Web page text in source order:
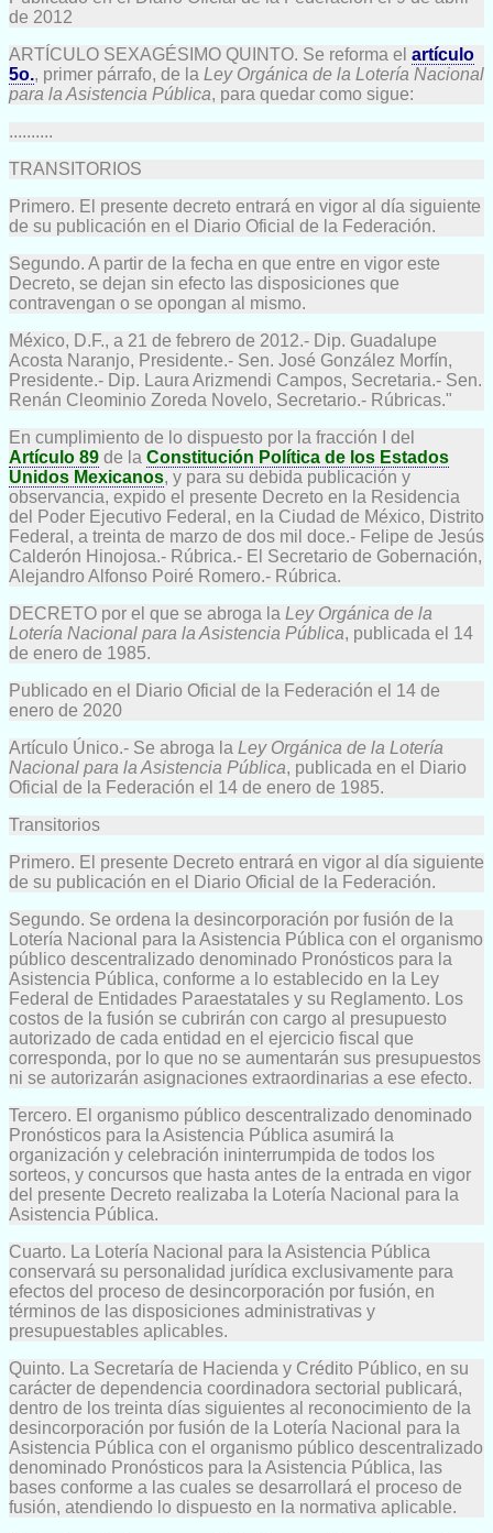
de 2012
ARTÍCULO SEXAGÉSIMO QUINTO. Se reforma el artículo
5o., primer párrafo, de la Ley Orgánica de la Lotería Nacional
para la Asistencia Pública, para quedar como sigue:
..........
TRANSITORIOS
Primero. El presente decreto entrará en vigor al día siguiente
de su publicación en el Diario Oficial de la Federación.
Segundo. A partir de la fecha en que entre en vigor este
Decreto, se dejan sin efecto las disposiciones que
contravengan o se opongan al mismo.
México, D.F., a 21 de febrero de 2012.- Dip. Guadalupe
Acosta Naranjo, Presidente.- Sen. José González Morfín,
Presidente.- Dip. Laura Arizmendi Campos, Secretaria.- Sen.
Renán Cleominio Zoreda Novelo, Secretario.- Rúbricas."
En cumplimiento de lo dispuesto por la fracción I del
Artículo 89 de la Constitución Política de los Estados
Unidos Mexicanos, y para su debida publicación y
observancia, expido el presente Decreto en la Residencia
del Poder Ejecutivo Federal, en la Ciudad de México, Distrito
Federal, a treinta de marzo de dos mil doce.- Felipe de Jesús
Calderón Hinojosa.- Rúbrica.- El Secretario de Gobernación,
Alejandro Alfonso Poiré Romero.- Rúbrica.
DECRETO por el que se abroga la Ley Orgánica de la
Lotería Nacional para la Asistencia Pública, publicada el 14
de enero de 1985.
Publicado en el Diario Oficial de la Federación el 14 de
enero de 2020
Artículo Único.- Se abroga la Ley Orgánica de la Lotería
Nacional para la Asistencia Pública, publicada en el Diario
Oficial de la Federación el 14 de enero de 1985.
Transitorios
Primero. El presente Decreto entrará en vigor al día siguiente
de su publicación en el Diario Oficial de la Federación.
Segundo. Se ordena la desincorporación por fusión de la
Lotería Nacional para la Asistencia Pública con el organismo
público descentralizado denominado Pronósticos para la
Asistencia Pública, conforme a lo establecido en la Ley
Federal de Entidades Paraestatales y su Reglamento. Los
costos de la fusión se cubrirán con cargo al presupuesto
autorizado de cada entidad en el ejercicio fiscal que
corresponda, por lo que no se aumentarán sus presupuestos
ni se autorizarán asignaciones extraordinarias a ese efecto.
Tercero. El organismo público descentralizado denominado
Pronósticos para la Asistencia Pública asumirá la
organización y celebración ininterrumpida de todos los
sorteos, y concursos que hasta antes de la entrada en vigor
del presente Decreto realizaba la Lotería Nacional para la
Asistencia Pública.
Cuarto. La Lotería Nacional para la Asistencia Pública
conservará su personalidad jurídica exclusivamente para
efectos del proceso de desincorporación por fusión, en
términos de las disposiciones administrativas y
presupuestables aplicables.
Quinto. La Secretaría de Hacienda y Crédito Público, en su
carácter de dependencia coordinadora sectorial publicará,
dentro de los treinta días siguientes al reconocimiento de la
desincorporación por fusión de la Lotería Nacional para la
Asistencia Pública con el organismo público descentralizado
denominado Pronósticos para la Asistencia Pública, las
bases conforme a las cuales se desarrollará el proceso de
fusión, atendiendo lo dispuesto en la normativa aplicable.